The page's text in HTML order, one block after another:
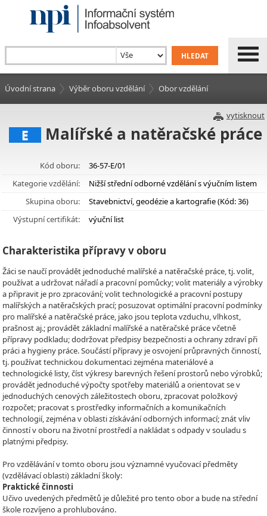
Úvodní strana Výběr oboru vzdělání Obor vzdělání
vytisknout
E Malířské a natěračské práce
Kód oboru:
36-57-E/01
Kategorie vzdělání:
Nižší střední odborné vzdělání s výučním listem
Skupina oboru:
Stavebnictví, geodézie a kartografie (Kód: 36)
Výstupní certifikát:
výuční list
Charakteristika přípravy v oboru
Žáci se naučí provádět jednoduché malířské a natěračské práce, tj. volit,
používat a udržovat nářadí a pracovní pomůcky; volit materiály a výrobky
a připravit je pro zpracování; volit technologické a pracovní postupy
malířských a natěračských prací; posuzovat optimální pracovní podmínky
pro malířské a natěračské práce, jako jsou teplota vzduchu, vlhkost,
prašnost aj.; provádět základní malířské a natěračské práce včetně
přípravy podkladu; dodržovat předpisy bezpečnosti a ochrany zdraví při
práci a hygieny práce. Součástí přípravy je osvojení průpravných činností,
tj. používat technickou dokumentaci zejména materiálové a
technologické listy, číst výkresy barevných řešení prostorů nebo výrobků;
provádět jednoduché výpočty spotřeby materiálů a orientovat se v
jednoduchých cenových záležitostech oboru, zpracovat položkový
rozpočet; pracovat s prostředky informačních a komunikačních
technologií, zejména v oblasti získávání odborných informací; znát vliv
činností v oboru na životní prostředí a nakládat s odpady v souladu s
platnými předpisy.
Pro vzdělávání v tomto oboru jsou významné vyučovací předměty
(vzdělávací oblasti) základní školy:
Praktické činnosti
Učivo uvedených předmětů je důležité pro tento obor a bude na střední
škole rozvíjeno a prohlubováno.